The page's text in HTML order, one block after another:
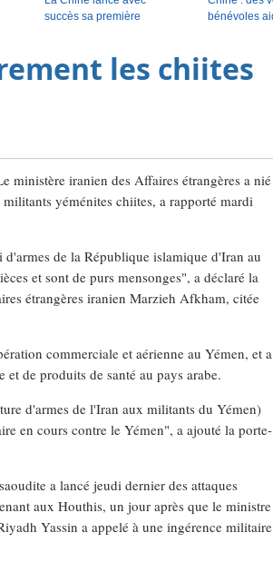
les chiites
ministère iranien des Affaires étrangères a nié
yéménites chiites, a rapporté mardi
de la République islamique d'Iran au
et sont de purs mensonges", a déclaré la
étrangères iranien Marzieh Afkham, citée
commerciale et aérienne au Yémen, et a
et de produits de santé au pays arabe.
d'armes de l'Iran aux militants du Yémen)
en cours contre le Yémen", a ajouté la porte-
a lancé jeudi dernier des attaques
aux Houthis, un jour après que le ministre
Yassin a appelé à une ingérence militaire